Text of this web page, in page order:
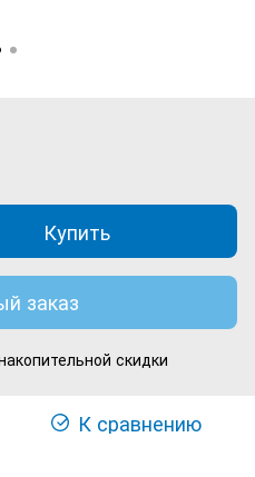
Купить
заказ
скидки
К сравнению